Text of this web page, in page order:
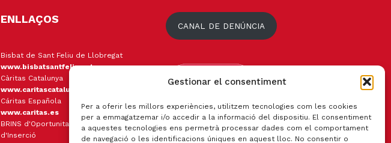
Gestionar el consentiment
Per a oferir les millors experiències, utilitzem tecnologies com les cookies
per a emmagatzemar i/o accedir a la informació del dispositiu. El consentiment
a aquestes tecnologies ens permetrà processar dades com el comportament
de navegació o les identificacions úniques en aquest lloc. No consentir o
ENLLAÇOS
Bisbat de Sant Feliu de Llobregat
www.bisbatsantfeliu.cat
Càritas Catalunya
www.caritascatalunya.cat
Cáritas Española
www.caritas.es
BRINS d'Oportunitats Empresa
d'Inserció
CANAL DE DENÚNCIA